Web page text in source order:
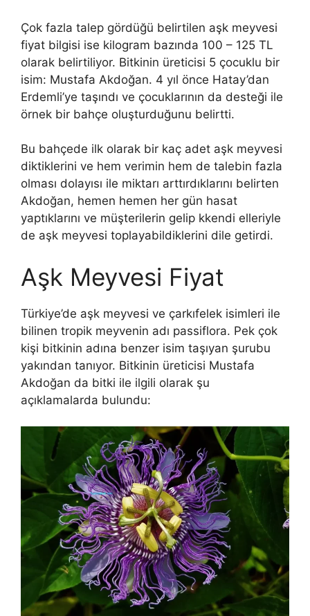
Çok fazla talep gördüğü belirtilen aşk meyvesi
fiyat bilgisi ise kilogram bazında 100 – 125 TL
olarak belirtiliyor. Bitkinin üreticisi 5 çocuklu bir
isim: Mustafa Akdoğan. 4 yıl önce Hatay’dan
Erdemli’ye taşındı ve çocuklarının da desteği ile
örnek bir bahçe oluşturduğunu belirtti.
Bu bahçede ilk olarak bir kaç adet aşk meyvesi
diktiklerini ve hem verimin hem de talebin fazla
olması dolayısı ile miktarı arttırdıklarını belirten
Akdoğan, hemen hemen her gün hasat
yaptıklarını ve müşterilerin gelip kkendi elleriyle
de aşk meyvesi toplayabildiklerini dile getirdi.
Aşk Meyvesi Fiyat
Türkiye’de aşk meyvesi ve çarkıfelek isimleri ile
bilinen tropik meyvenin adı passiflora. Pek çok
kişi bitkinin adına benzer isim taşıyan şurubu
yakından tanıyor. Bitkinin üreticisi Mustafa
Akdoğan da bitki ile ilgili olarak şu
açıklamalarda bulundu: